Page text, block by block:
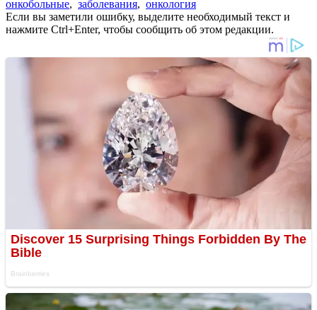
онкобольные, заболевания, онкология
Если вы заметили ошибку, выделите необходимый текст и
нажмите Ctrl+Enter, чтобы сообщить об этом редакции.